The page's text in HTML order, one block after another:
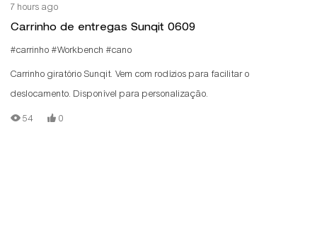
7 hours ago
Carrinho de entregas Sunqit 0609
#carrinho #Workbench #cano
Carrinho giratório Sunqit. Vem com rodízios para facilitar o
deslocamento. Disponível para personalização.
54 0